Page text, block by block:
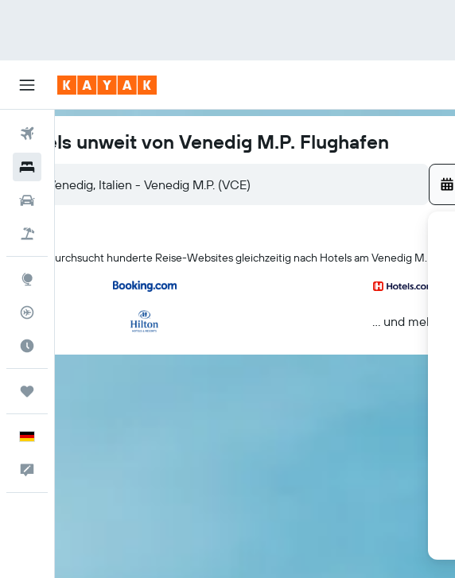
Flüge
Hotels unweit von Venedig M.P. Flughafen
KAYAK durchsucht hunderte Reise-Websites gleichzeitig nach Hotels am Venedig M.P.
… und mehr